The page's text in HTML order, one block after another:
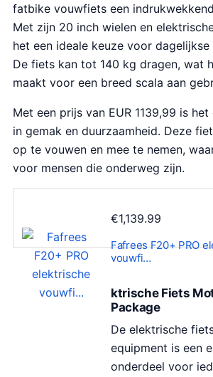
fatbike vouwfiets een
Met zijn 20 inch wielen en
het een ideale keuze voor
De fiets kan tot 140 kg dragen, wat
maakt voor een breed scala aan
Met een prijs van EUR 1139,99 is
in gemak en duurzaamheid. Deze
op te vouwen en mee te nemen,
voor mensen die onderweg zijn.
€1,139.99
Fafrees F20+ PRO
vouwfi…
ktrische Fiets
Package
De elektrische
equipment is een
onderdeel voor